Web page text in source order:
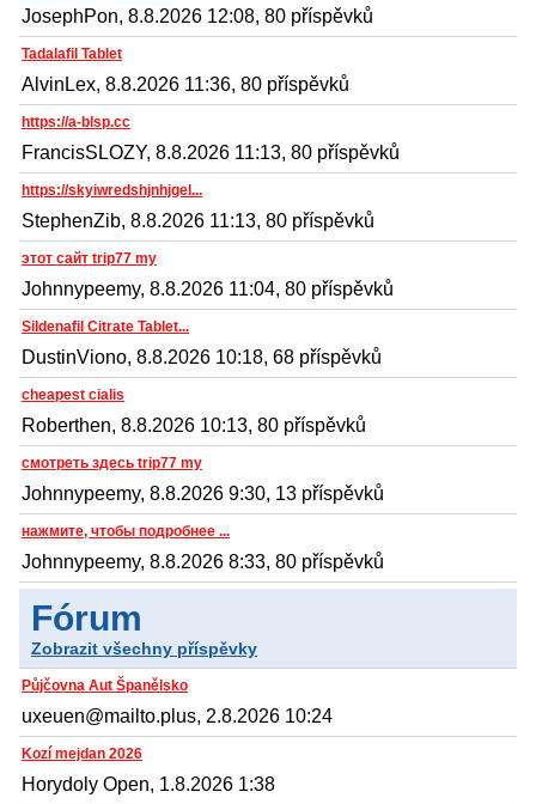
JosephPon, 8.8.2026 12:08, 80 příspěvků
Tadalafil Tablet
AlvinLex, 8.8.2026 11:36, 80 příspěvků
https://a-blsp.cc
FrancisSLOZY, 8.8.2026 11:13, 80 příspěvků
https://skyiwredshjnhjgel...
StephenZib, 8.8.2026 11:13, 80 příspěvků
этот сайт trip77 my
Johnnypeemy, 8.8.2026 11:04, 80 příspěvků
Sildenafil Citrate Tablet...
DustinViono, 8.8.2026 10:18, 68 příspěvků
cheapest cialis
Roberthen, 8.8.2026 10:13, 80 příspěvků
смотреть здесь trip77 my
Johnnypeemy, 8.8.2026 9:30, 13 příspěvků
нажмите, чтобы подробнее ...
Johnnypeemy, 8.8.2026 8:33, 80 příspěvků
Fórum
Zobrazit všechny příspěvky
Půjčovna Aut Španělsko
uxeuen@mailto.plus, 2.8.2026 10:24
Kozí mejdan 2026
Horydoly Open, 1.8.2026 1:38